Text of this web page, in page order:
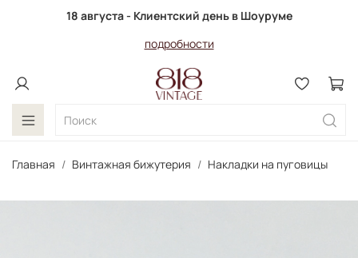
18 августа - Клиентский день в Шоуруме
подробности
Главная Винтажная бижутерия Накладки на пуговицы